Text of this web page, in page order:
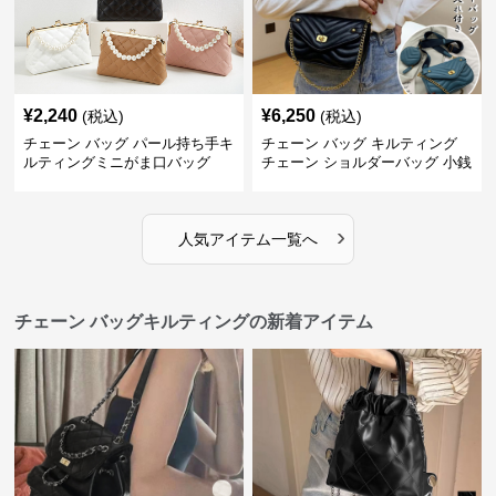
¥2,240 (税込)
チェーン バッグ パール持ち手キ
ルティングミニがま口バッグ
¥6,250 (税込)
チェーン バッグ キルティング
チェーン ショルダーバッグ 小銭
人気アイテム一覧へ ›
チェーン バッグキルティングの新着アイテム